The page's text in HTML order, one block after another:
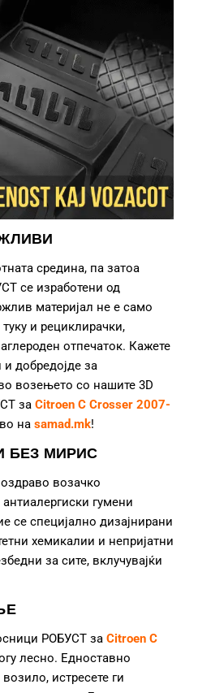
средина, па затоа
се изработени од
материјал не е само
и рециклирачки,
отпечаток. Кажете
добредојде за
возењето со нашите 3D
за Citroen C Crosser 2007-
на samad.mk!
БЕЗ МИРИС
возачко
гумени
се специјално дизајнирани
хемикалии и непријатни
за сите, вклучувајќи
РОБУСТ за Citroen C
лесно. Едноставно
истресете ги